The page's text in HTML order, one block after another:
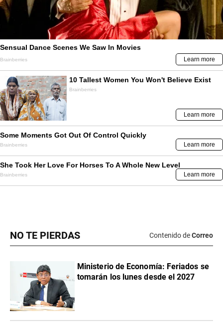
NO TE PIERDAS Contenido deCorreo
Ministerio de Economía: Feriados se
tomarán los lunes desde el 2027